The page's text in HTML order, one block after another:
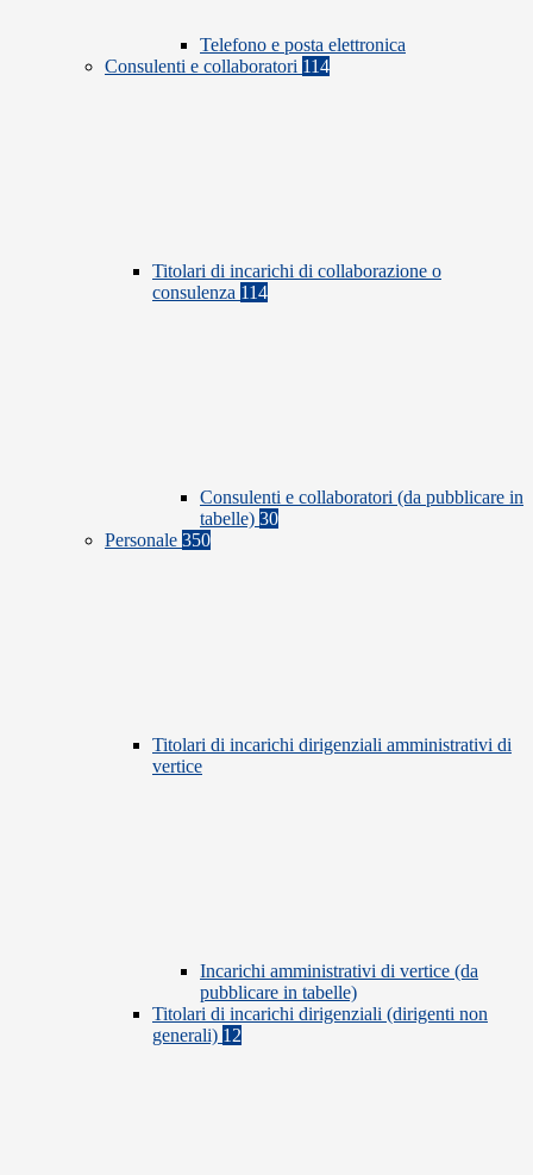
Telefono e posta elettronica
Consulenti e collaboratori 114
Titolari di incarichi di collaborazione o
consulenza 114
Consulenti e collaboratori (da pubblicare in
tabelle) 30
Personale 350
Titolari di incarichi dirigenziali amministrativi di
vertice
Incarichi amministrativi di vertice (da
pubblicare in tabelle)
Titolari di incarichi dirigenziali (dirigenti non
generali) 12